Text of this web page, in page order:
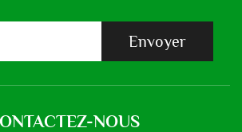
Envoyer
NOUS